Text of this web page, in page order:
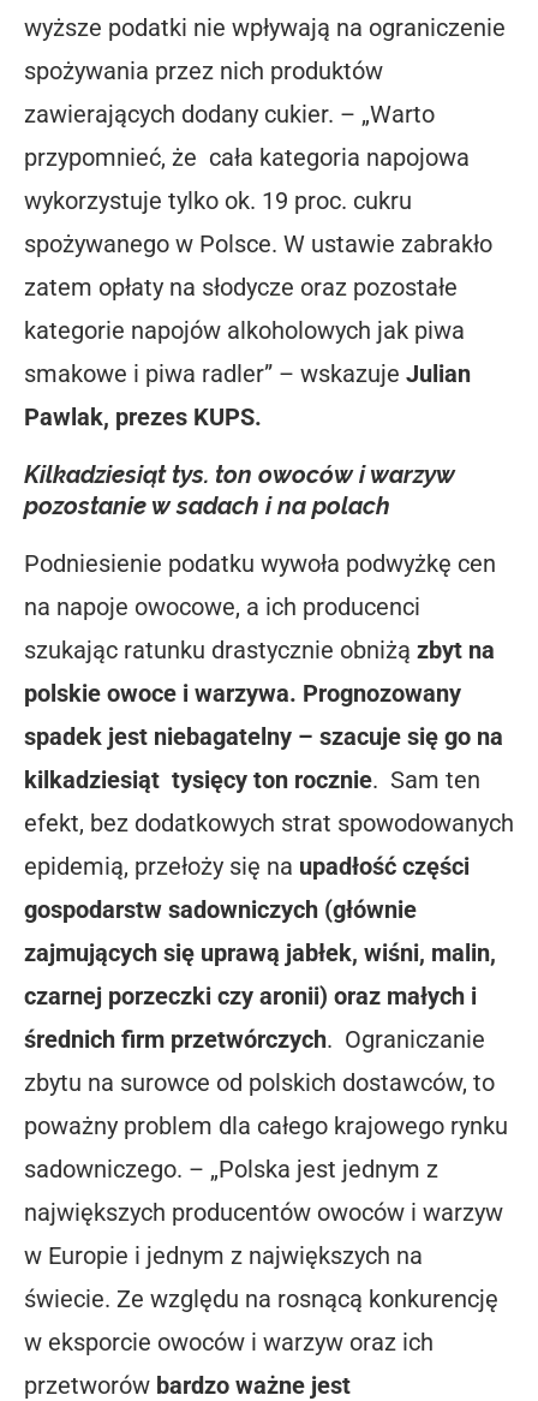
wyższe podatki nie wpływają na ograniczenie
spożywania przez nich produktów
zawierających dodany cukier. – „Warto
przypomnieć, że cała kategoria napojowa
wykorzystuje tylko ok. 19 proc. cukru
spożywanego w Polsce. W ustawie zabrakło
zatem opłaty na słodycze oraz pozostałe
kategorie napojów alkoholowych jak piwa
smakowe i piwa radler” – wskazuje Julian
Pawlak, prezes KUPS.
Kilkadziesiąt tys. ton owoców i warzyw
pozostanie w sadach i na polach
Podniesienie podatku wywoła podwyżkę cen
na napoje owocowe, a ich producenci
szukając ratunku drastycznie obniżą zbyt na
polskie owoce i warzywa. Prognozowany
spadek jest niebagatelny – szacuje się go na
kilkadziesiąt tysięcy ton rocznie. Sam ten
efekt, bez dodatkowych strat spowodowanych
epidemią, przełoży się na upadłość części
gospodarstw sadowniczych (głównie
zajmujących się uprawą jabłek, wiśni, malin,
czarnej porzeczki czy aronii) oraz małych i
średnich firm przetwórczych. Ograniczanie
zbytu na surowce od polskich dostawców, to
poważny problem dla całego krajowego rynku
sadowniczego. – „Polska jest jednym z
największych producentów owoców i warzyw
w Europie i jednym z największych na
świecie. Ze względu na rosnącą konkurencję
w eksporcie owoców i warzyw oraz ich
przetworów bardzo ważne jest